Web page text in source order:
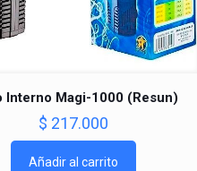
Interno Magi-1000 (Resun)
$ 217.000
Añadir al carrito